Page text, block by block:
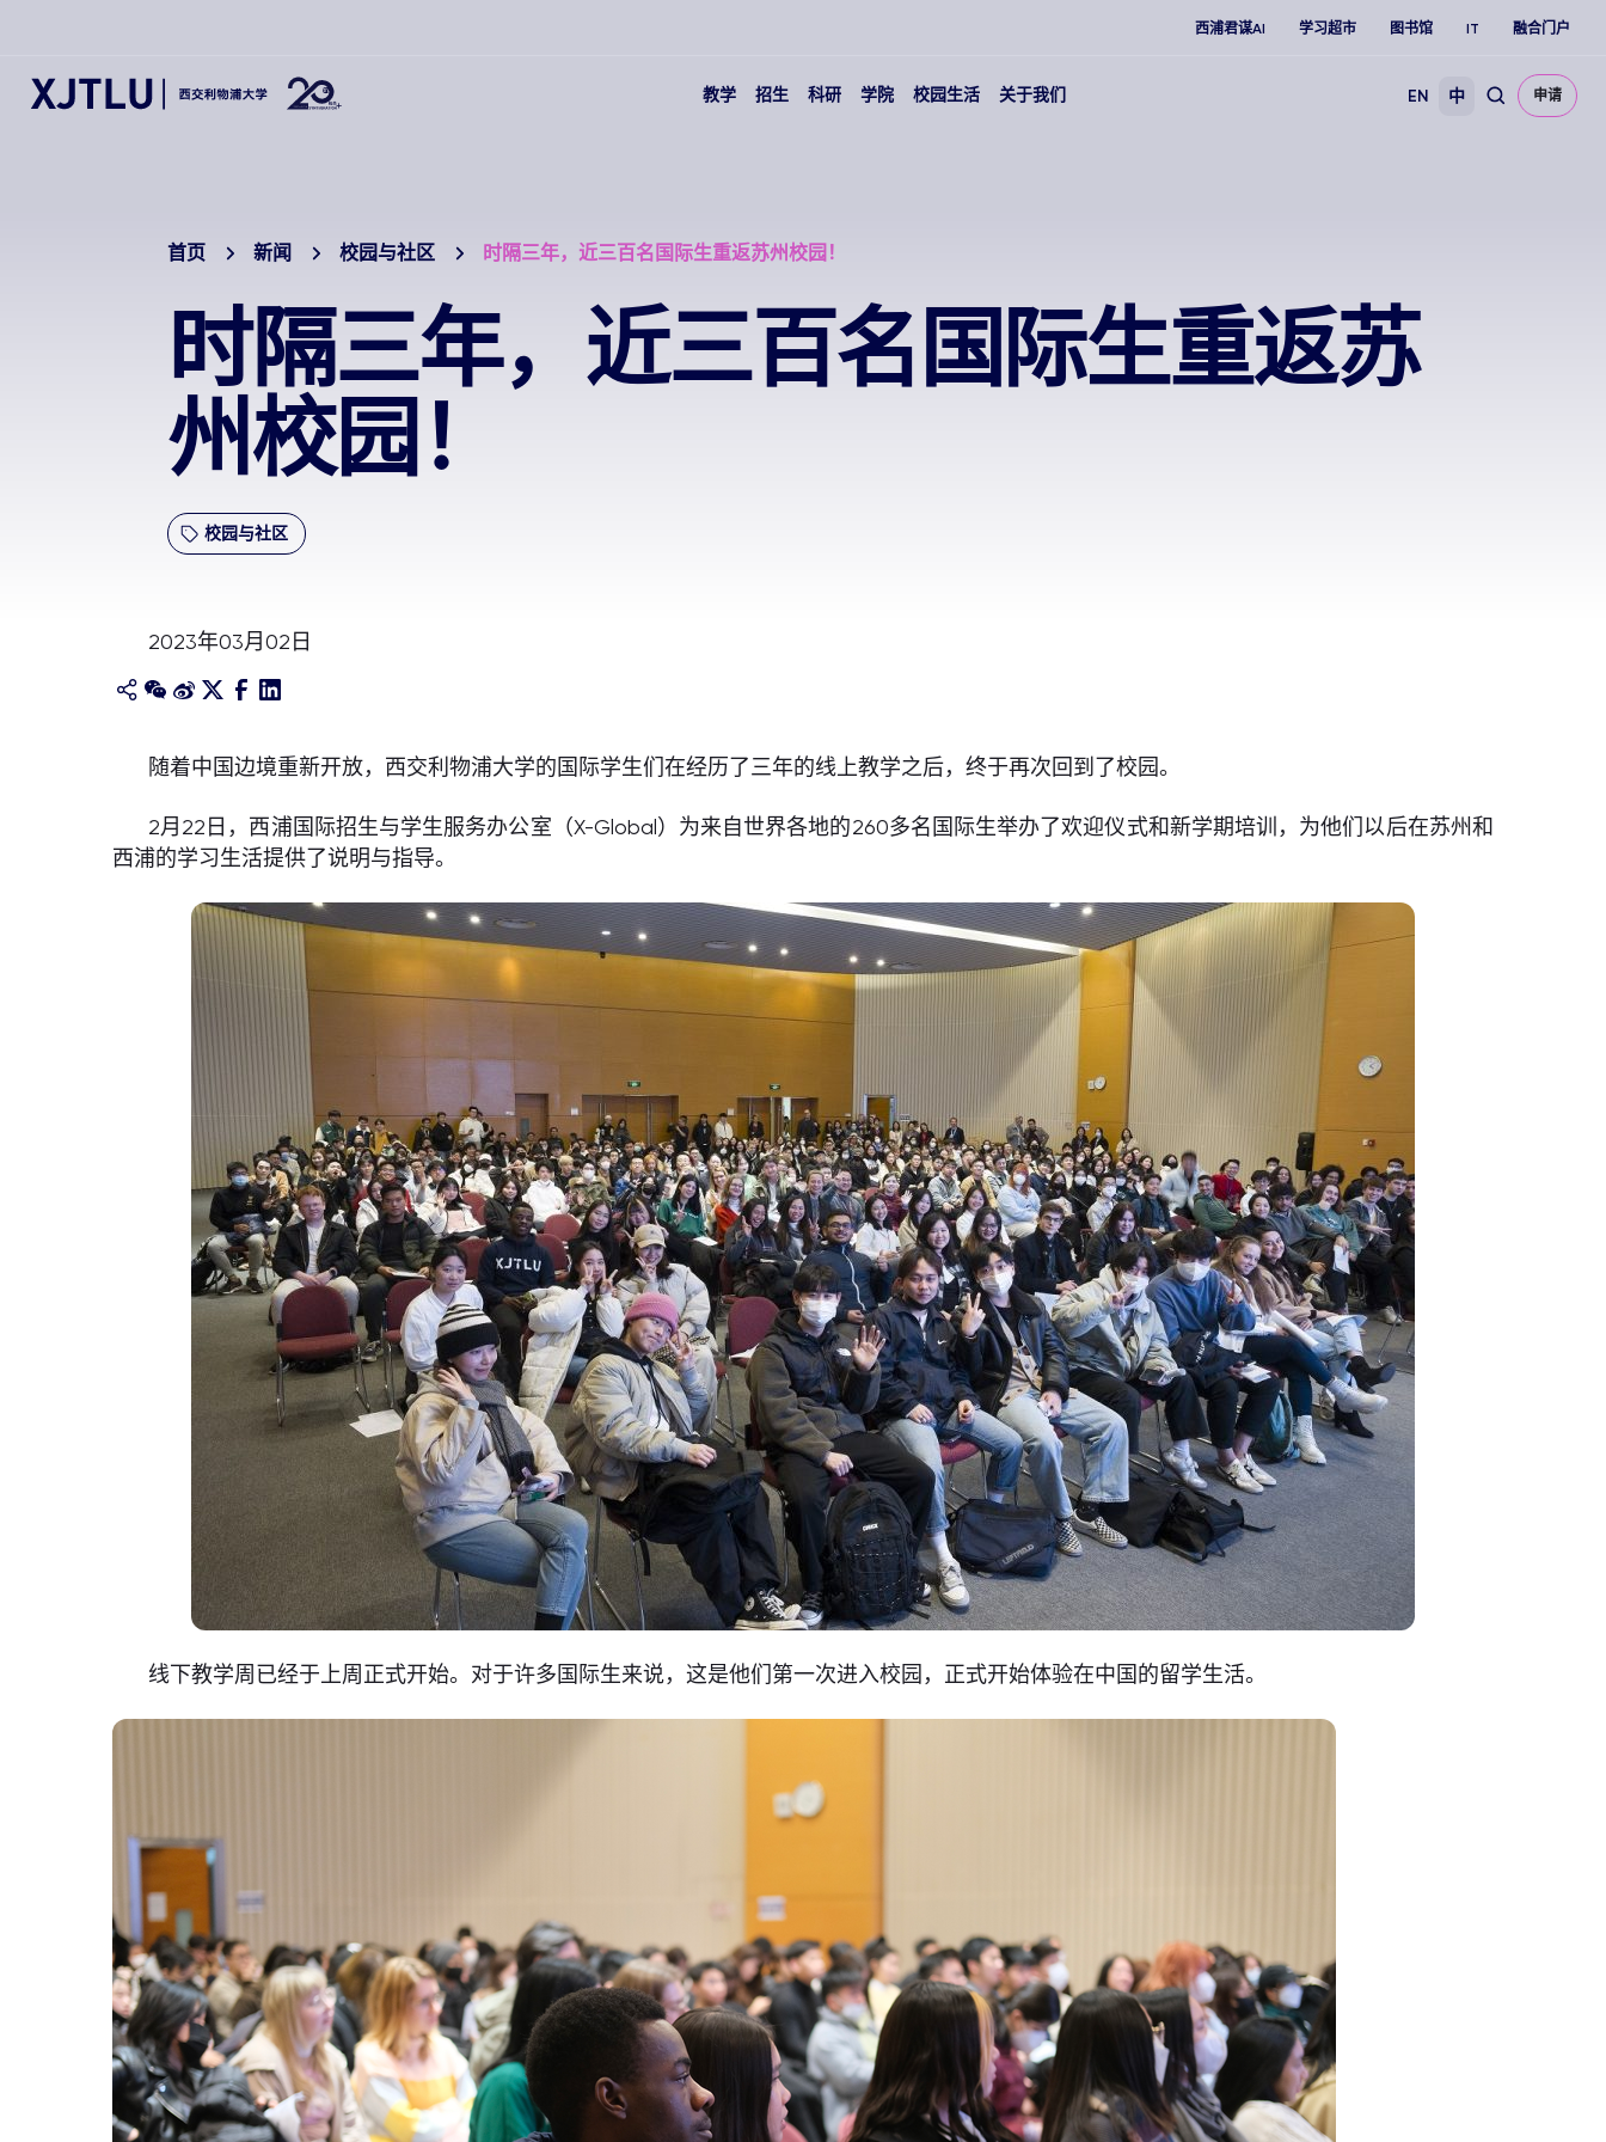
西浦君谋AI 学习超市 图书馆 IT 融合门户
教学 招生 科研 学院 校园生活 关于我们 EN 中 申请
首页 新闻 校园与社区 时隔三年，近三百名国际生重返苏州校园！
时隔三年，近三百名国际生重返苏
州校园！
校园与社区
2023年03月02日
随着中国边境重新开放，西交利物浦大学的国际学生们在经历了三年的线上教学之后，终于再次回到了校园。
2月22日，西浦国际招生与学生服务办公室（X-Global）为来自世界各地的260多名国际生举办了欢迎仪式和新学期培训，为他们以后在苏州和
西浦的学习生活提供了说明与指导。
线下教学周已经于上周正式开始。对于许多国际生来说，这是他们第一次进入校园，正式开始体验在中国的留学生活。